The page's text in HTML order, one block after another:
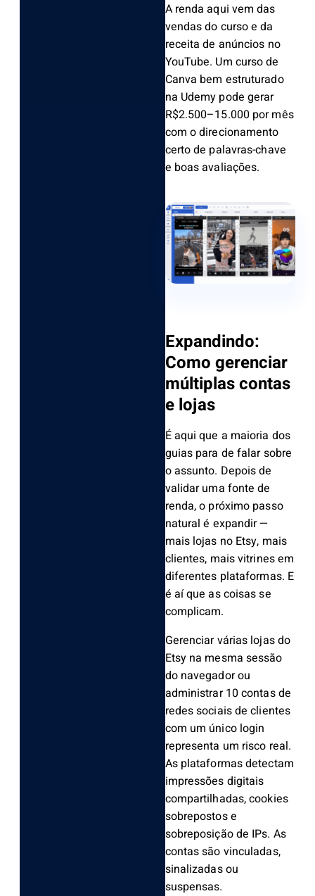
A renda aqui vem das
vendas do curso e da
receita de anúncios no
YouTube. Um curso de
Canva bem estruturado
na Udemy pode gerar
R$2.500–15.000 por mês
com o direcionamento
certo de palavras-chave
e boas avaliações.
Expandindo:
Como gerenciar
múltiplas contas
e lojas
É aqui que a maioria dos
guias para de falar sobre
o assunto. Depois de
validar uma fonte de
renda, o próximo passo
natural é expandir —
mais lojas no Etsy, mais
clientes, mais vitrines em
diferentes plataformas. E
é aí que as coisas se
complicam.
Gerenciar várias lojas do
Etsy na mesma sessão
do navegador ou
administrar 10 contas de
redes sociais de clientes
com um único login
representa um risco real.
As plataformas detectam
impressões digitais
compartilhadas, cookies
sobrepostos e
sobreposição de IPs. As
contas são vinculadas,
sinalizadas ou
suspensas.